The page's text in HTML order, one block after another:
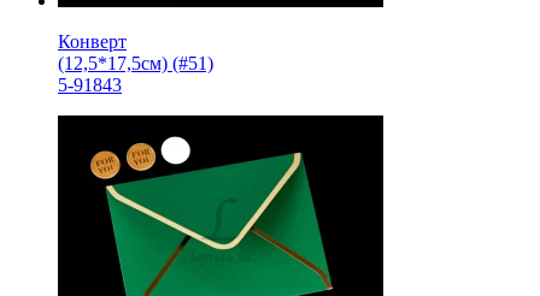
Конверт
(12,5*17,5см) (#51)
5-91843